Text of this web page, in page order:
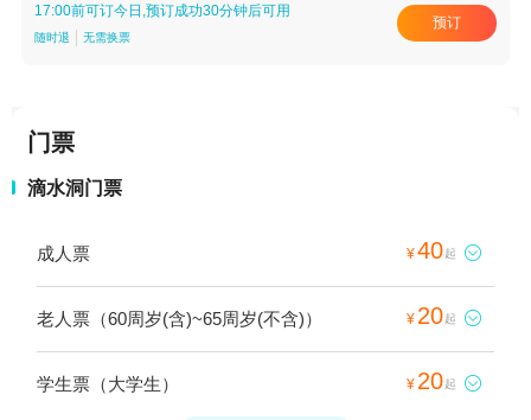
17:00前可订今日,预订成功30分钟后可用
随时退 无需换票
预订
门票
滴水洞门票
成人票 ¥40起 
老人票（60周岁(含)~65周岁(不含)） ¥ 20起 
学生票（大学生） ¥ 20起 